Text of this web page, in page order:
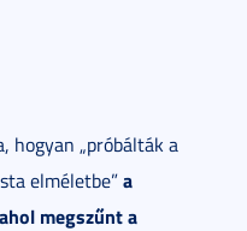
hogyan „próbálták a
elméletbe”a
megszűnt a